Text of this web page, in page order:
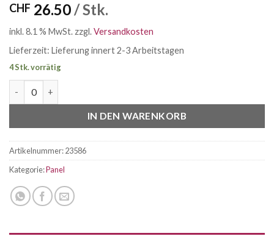
CHF 26.50/ Stk.
inkl. 8.1 % MwSt. zzgl.Versandkosten
Lieferzeit: Lieferung innert 2-3 Arbeitstagen
4 Stk. vorrätig
IN DEN WARENKORB
Artikelnummer:23586
Kategorie:Panel